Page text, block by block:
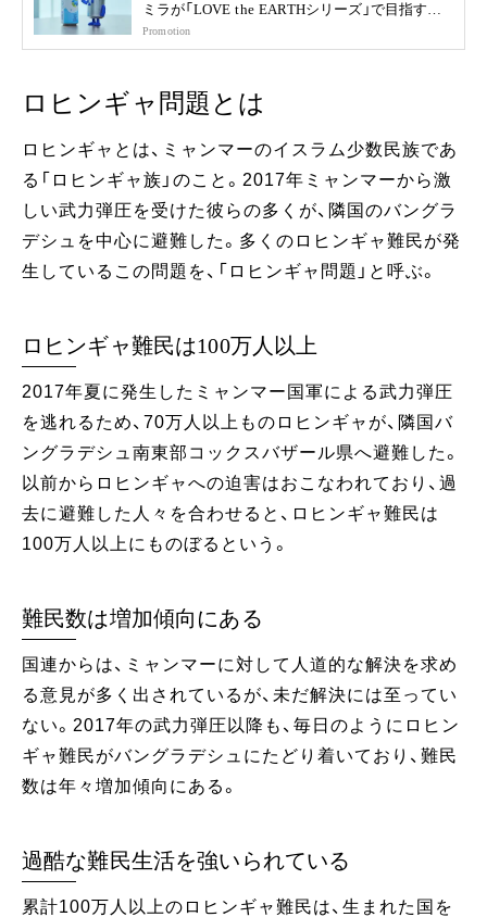
ミラが「LOVE the EARTHシリーズ」で目指す未
来
Promotion
ロヒンギャ問題とは
ロヒンギャとは、ミャンマーのイスラム少数民族であ
る「ロヒンギャ族」のこと。2017年ミャンマーから激
しい武力弾圧を受けた彼らの多くが、隣国のバングラ
デシュを中心に避難した。多くのロヒンギャ難民が発
生しているこの問題を、「ロヒンギャ問題」と呼ぶ。
ロヒンギャ難民は100万人以上
2017年夏に発生したミャンマー国軍による武力弾圧
を逃れるため、70万人以上ものロヒンギャが、隣国バ
ングラデシュ南東部コックスバザール県へ避難した。
以前からロヒンギャへの迫害はおこなわれており、過
去に避難した人々を合わせると、ロヒンギャ難民は
100万人以上にものぼるという。
難民数は増加傾向にある
国連からは、ミャンマーに対して人道的な解決を求め
る意見が多く出されているが、未だ解決には至ってい
ない。2017年の武力弾圧以降も、毎日のようにロヒン
ギャ難民がバングラデシュにたどり着いており、難民
数は年々増加傾向にある。
過酷な難民生活を強いられている
累計100万人以上のロヒンギャ難民は、生まれた国を